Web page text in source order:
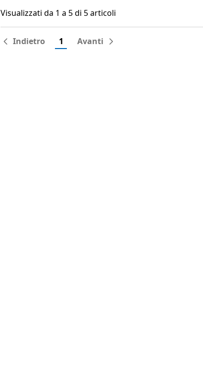
Visualizzati da 1 a 5 di 5 articoli
Visualizzati da 1 a 5 di 5 articoli
Indietro 1 Avanti